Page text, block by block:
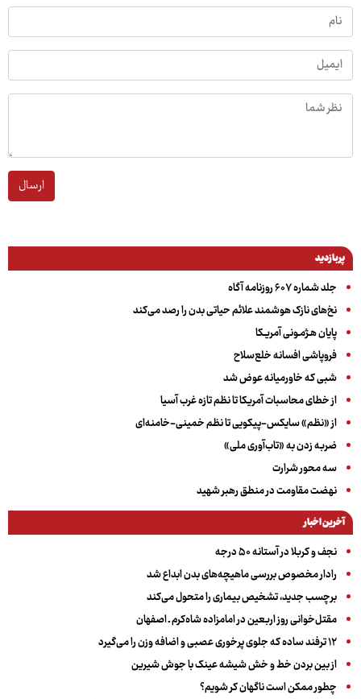
ارسال
پربازدید
جلد شماره ۶۰۷ روزنامه آگاه
نخ‌های نازک هوشمند علائم حیاتی بدن را رصد می‌کند
پایان هـژمـونی آمریـکا
فروپاشی افسانه خلع‌سلاح
شبی که خاورمیانه عوض شد
از خطای محاسبات آمریکا تا نظم تازه غرب آسیا
از «نظم» سایکس-پیکویی تا نظم خمینی-خامنه‌ای
ضربه زدن به «تاب‌آوری ملی»
سه‌ محور شرارت
نهضت مقاومت در منطق رهبر شهید
آخرین اخبار
نجف و کربلا در آستانه ۵۰ درجه
رادار مخصوص بررسی ماهیچه‌های بدن ابداع شد
برچسب جدید، تشخیص بیماری را متحول می‌کند
مقتل‌خوانی روز اربعین در امامزاده شاه‌کرم ـ اصفهان
۱۲ ترفند ساده که جلوی پرخوری عصبی و اضافه ‌وزن را می‌گیرد
از بین بردن خط و خش شیشه عینک با جوش شیرین
چطور ممکن است ناگهان کر شویم؟